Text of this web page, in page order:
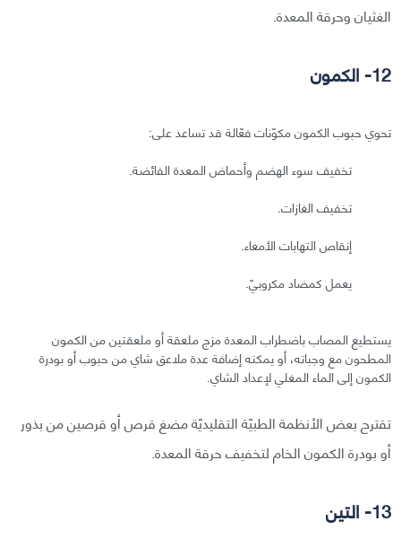
الغثيان وحرقة المعدة.
12- الكمون
تحوي حبوب الكمون مكوّنات فعّالة قد تساعد على:
تخفيف سوء الهضم وأحماض المعدة الفائضة.
تخفيف الغازات.
إنقاص التهابات الأمعاء.
يعمل كمضاد مكروبيّ.
يستطيع المصاب باضطراب المعدة مزج ملعقة أو ملعقتين من الكمون
المطحون مع وجباته، أو يمكنه إضافة عدة ملاعق شاي من حبوب أو بودرة
الكمون إلى الماء المغلي لإعداد الشاي.
تقترح بعض الأنظمة الطبيّة التقليديّة مضغ قرص أو قرصين من بذور
أو بودرة الكمون الخام لتخفيف حرقة المعدة.
13- التين